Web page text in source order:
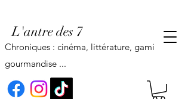
L'antre des 7
Chroniques : cinéma, littérature, gaming,
gourmandise ...